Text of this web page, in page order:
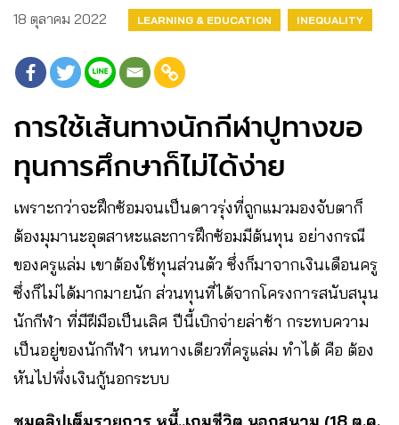
18 ตุลาคม 2022 LEARNING & EDUCATION INEQUALITY
การใช้เส้นทางนักกีฬาปูทางขอ
ทุนการศึกษาก็ไม่ได้ง่าย
เพราะกว่าจะฝึกซ้อมจนเป็นดาวรุ่งที่ถูกแมวมองจับตาก็
ต้องมุมานะอุตสาหะและการฝึกซ้อมมีต้นทุน อย่างกรณี
ของครูแล่ม เขาต้องใช้ทุนส่วนตัว ซึ่งก็มาจากเงินเดือนครู
ซึ่งก็ไม่ได้มากมายนัก ส่วนทุนที่ได้จากโครงการสนับสนุน
นักกีฬา ที่มีฝีมือเป็นเลิศ ปีนี้เบิกจ่ายล่าช้า กระทบความ
เป็นอยู่ของนักกีฬา หนทางเดียวที่ครูแล่ม ทำได้ คือ ต้อง
หันไปพึ่งเงินกู้นอกระบบ